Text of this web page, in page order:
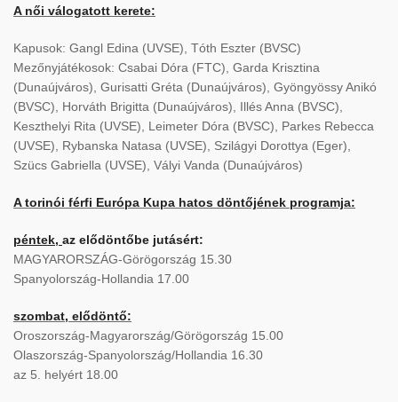
A női válogatott kerete:
Kapusok: Gangl Edina (UVSE), Tóth Eszter (BVSC)
Mezőnyjátékosok: Csabai Dóra (FTC), Garda Krisztina
(Dunaújváros), Gurisatti Gréta (Dunaújváros), Gyöngyössy Anikó
(BVSC), Horváth Brigitta (Dunaújváros), Illés Anna (BVSC),
Keszthelyi Rita (UVSE), Leimeter Dóra (BVSC), Parkes Rebecca
(UVSE), Rybanska Natasa (UVSE), Szilágyi Dorottya (Eger),
Szücs Gabriella (UVSE), Vályi Vanda (Dunaújváros)
A torinói férfi Európa Kupa hatos döntőjének programja:
péntek, az elődöntőbe jutásért:
MAGYARORSZÁG-Görögország 15.30
Spanyolország-Hollandia 17.00
szombat, elődöntő:
Oroszország-Magyarország/Görögország 15.00
Olaszország-Spanyolország/Hollandia 16.30
az 5. helyért 18.00